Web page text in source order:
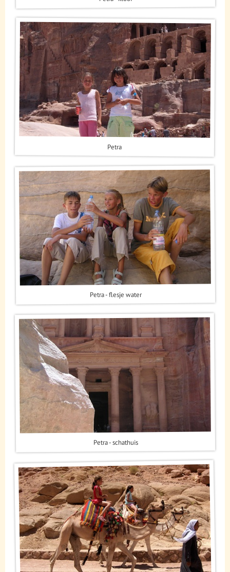
Petra
Petra - flesje water
Petra - schathuis